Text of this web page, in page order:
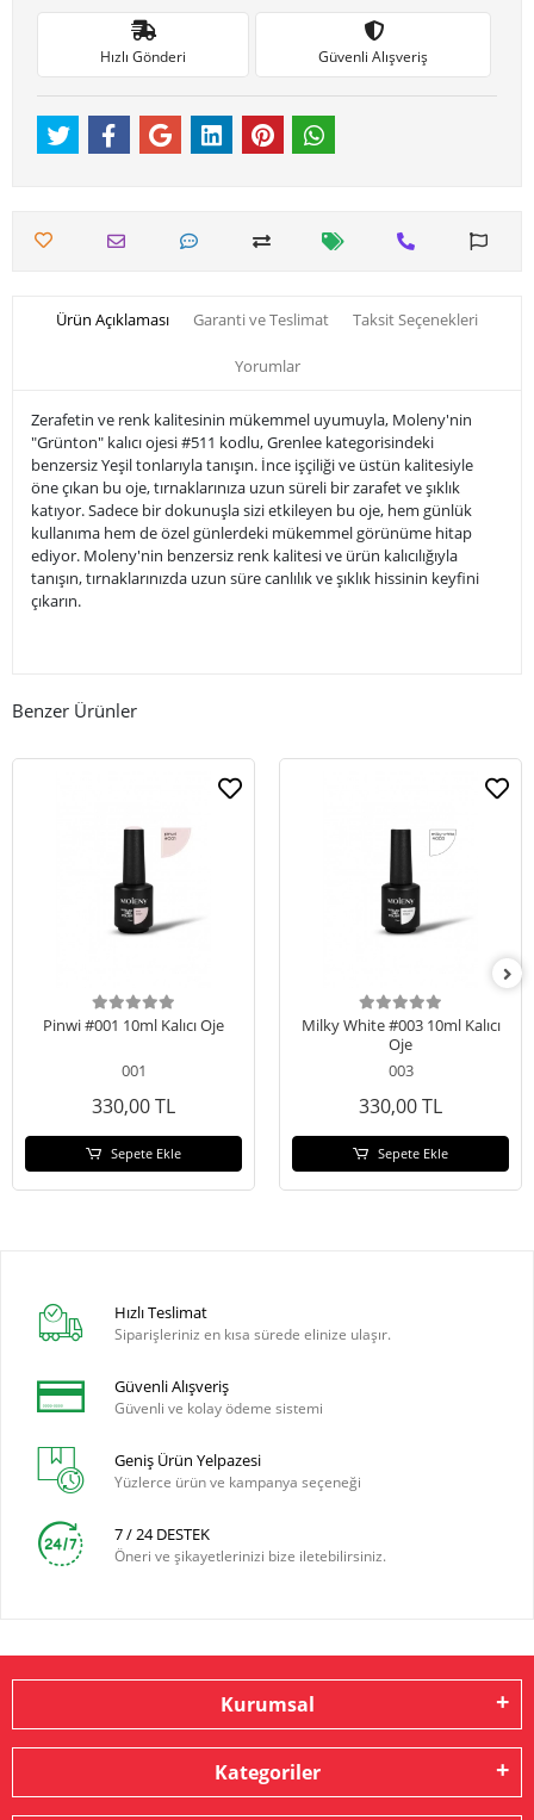
Hızlı Gönderi Güvenli Alışveriş
Ürün Açıklaması Garanti ve Teslimat Taksit Seçenekleri
Yorumlar
Zerafetin ve renk kalitesinin mükemmel uyumuyla, Moleny'nin
"Grünton" kalıcı ojesi #511 kodlu, Grenlee kategorisindeki
benzersiz Yeşil tonlarıyla tanışın. İnce işçiliği ve üstün kalitesiyle
öne çıkan bu oje, tırnaklarınıza uzun süreli bir zarafet ve şıklık
katıyor. Sadece bir dokunuşla sizi etkileyen bu oje, hem günlük
kullanıma hem de özel günlerdeki mükemmel görünüme hitap
ediyor. Moleny'nin benzersiz renk kalitesi ve ürün kalıcılığıyla
tanışın, tırnaklarınızda uzun süre canlılık ve şıklık hissinin keyfini
çıkarın.
Benzer Ürünler
Pinwi #001 10ml Kalıcı Oje
001
330,00 TL
Sepete Ekle
Milky White #003 10ml Kalıcı
Oje
003
330,00 TL
Sepete Ekle
Hızlı Teslimat
Siparişleriniz en kısa sürede elinize ulaşır.
Güvenli Alışveriş
Güvenli ve kolay ödeme sistemi
Geniş Ürün Yelpazesi
Yüzlerce ürün ve kampanya seçeneği
7 / 24 DESTEK
Öneri ve şikayetlerinizi bize iletebilirsiniz.
Kurumsal
Kategoriler